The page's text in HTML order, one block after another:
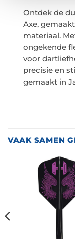
Ontdek de
Axe,
materiaal.
ongekende
voor
precisie en
gemaakt in
VAAK SAMEN